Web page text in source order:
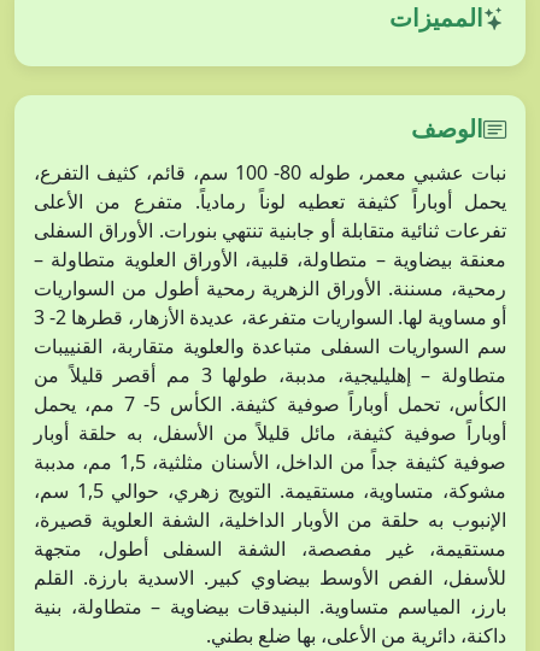
المميزات
الوصف
نبات عشبي معمر، طوله 80- 100 سم، قائم، كثيف التفرع،
يحمل أوباراً كثيفة تعطيه لوناً رمادياً. متفرع من الأعلى
تفرعات ثنائية متقابلة أو جابنية تنتهي بنورات. الأوراق السفلى
معنقة بيضاوية – متطاولة، قلبية، الأوراق العلوية متطاولة –
رمحية، مسننة. الأوراق الزهرية رمحية أطول من السواريات
أو مساوية لها. السواريات متفرعة، عديدة الأزهار، قطرها 2- 3
سم السواريات السفلى متباعدة والعلوية متقاربة، القنييبات
متطاولة – إهليليجية، مدببة، طولها 3 مم أقصر قليلاً من
الكأس، تحمل أوباراً صوفية كثيفة. الكأس 5- 7 مم، يحمل
أوباراً صوفية كثيفة، مائل قليلاً من الأسفل، به حلقة أوبار
صوفية كثيفة جداً من الداخل، الأسنان مثلثية، 1,5 مم، مدببة
مشوكة، متساوية، مستقيمة. التويج زهري، حوالي 1,5 سم،
الإنبوب به حلقة من الأوبار الداخلية، الشفة العلوية قصيرة،
مستقيمة، غير مفصصة، الشفة السفلى أطول، متجهة
للأسفل، الفص الأوسط بيضاوي كبير. الاسدية بارزة. القلم
بارز، المياسم متساوية. البنيدقات بيضاوية – متطاولة، بنية
داكنة، دائرية من الأعلى، بها ضلع بطني.